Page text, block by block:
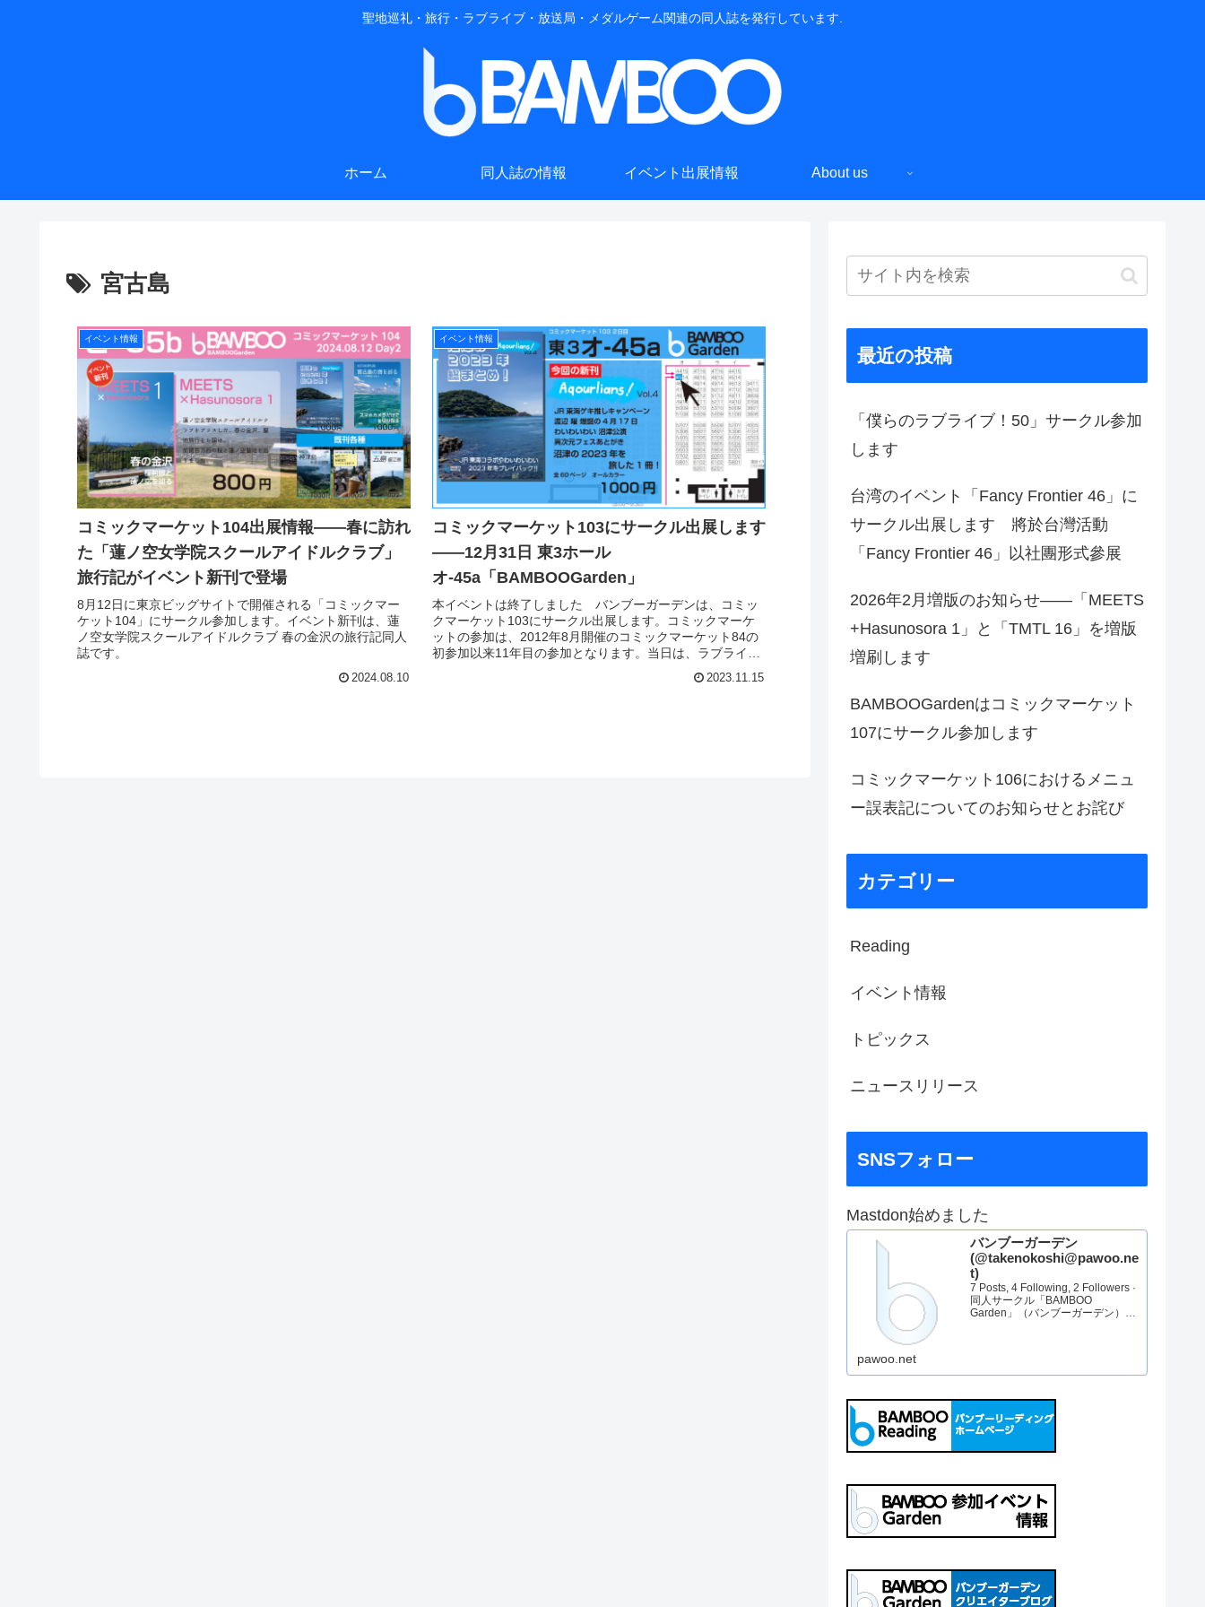
聖地巡礼・旅行・ラブライブ・放送局・メダルゲーム関連の同人誌を発行しています.
ホーム 同人誌の情報 イベント出展情報 About us
宮古島
イベント情報
コミックマーケット104出展情報――春に訪れ
た「蓮ノ空女学院スクールアイドルクラブ」
旅行記がイベント新刊で登場
8月12日に東京ビッグサイトで開催される「コミックマー
ケット104」にサークル参加します。イベント新刊は、蓮
ノ空女学院スクールアイドルクラブ 春の金沢の旅行記同人
誌です。
2024.08.10
イベント情報
コミックマーケット103にサークル出展します
――12月31日 東3ホール
オ-45a「BAMBOOGarden」
本イベントは終了しました バンブーガーデンは、コミッ
クマーケット103にサークル出展します。コミックマーケ
ットの参加は、2012年8月開催のコミックマーケット84の
初参加以来11年目の参加となります。当日は、ラブライブ
2023.11.15
最近の投稿
「僕らのラブライブ！50」サークル参加
します
台湾のイベント「Fancy Frontier 46」に
サークル出展します 將於台灣活動
「Fancy Frontier 46」以社團形式參展
2026年2月増版のお知らせ――「MEETS
+Hasunosora 1」と「TMTL 16」を増版
増刷します
BAMBOOGardenはコミックマーケット
107にサークル参加します
コミックマーケット106におけるメニュ
ー誤表記についてのお知らせとお詫び
カテゴリー
Reading
イベント情報
トピックス
ニュースリリース
SNSフォロー
Mastdon始めました
バンブーガーデン
(@takenokoshi@pawoo.ne
t)
7 Posts, 4 Following, 2 Followers ·
同人サークル「BAMBOO
Garden」（バンブーガーデン）の
pawoo.net